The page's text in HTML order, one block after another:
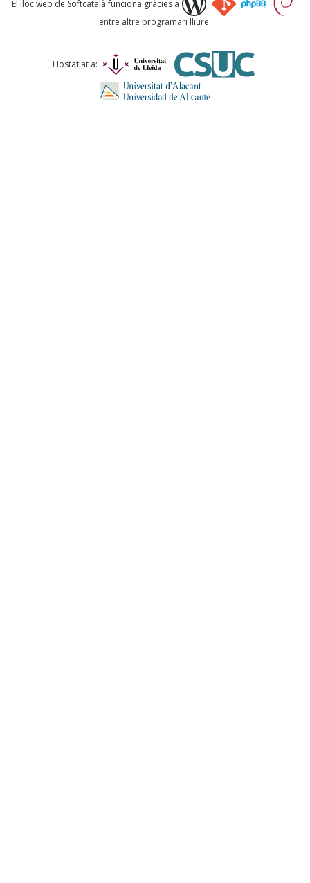
Comentari *
El lloc web de Softcatalà funciona gràcies a
entre altre programari lliure.
Hostatjat a: